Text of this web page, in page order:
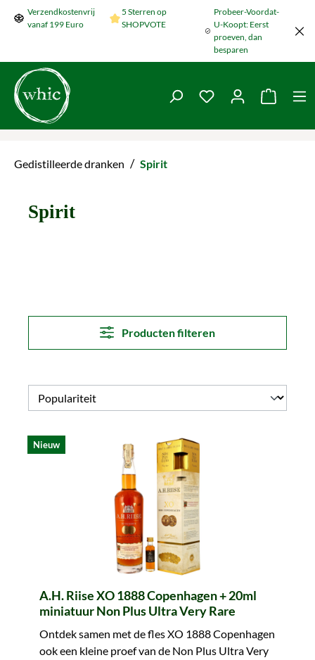
Naar de hoofdinhoud springen
Verzendkostenvrij
vanaf 199 Euro
5 Sterren op
SHOPVOTE
Probeer-Voordat-
U-Koopt: Eerst
proeven, dan
besparen
Je hebt 0 items op
De
Gedistilleerde dranken / Spirit
Spirit
Producten filteren
Nieuw
A.H. Riise XO 1888 Copenhagen + 20ml
miniatuur Non Plus Ultra Very Rare
Ontdek samen met de fles XO 1888 Copenhagen
ook een kleine proef van de Non Plus Ultra Very